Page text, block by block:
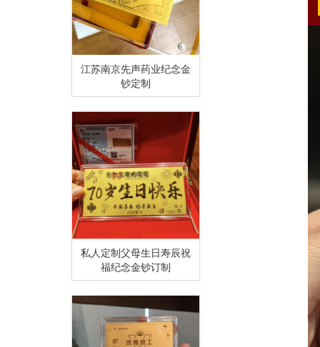
江苏南京先声药业纪念金
钞定制
私人定制父母生日寿辰祝
福纪念金钞订制